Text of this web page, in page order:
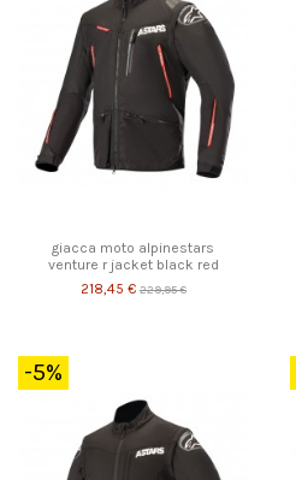
giacca moto alpinestars
venture r jacket black red
218,45 € 229,95 €
-5%